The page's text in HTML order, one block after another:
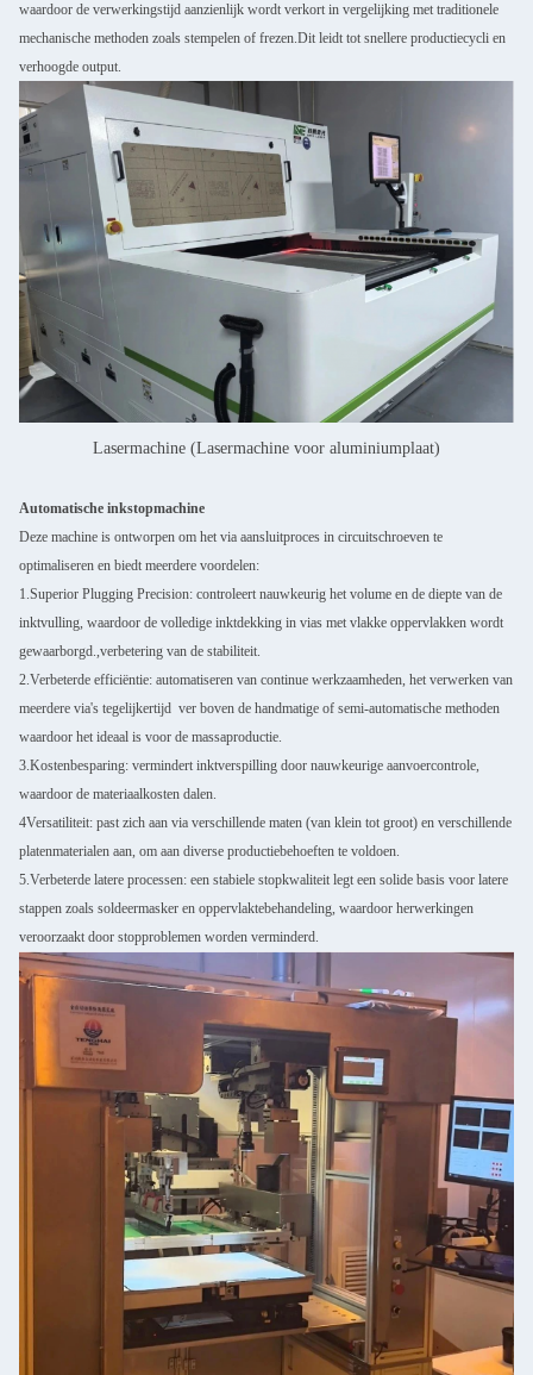
waardoor de verwerkingstijd aanzienlijk wordt verkort in vergelijking met traditionele
mechanische methoden zoals stempelen of frezen.Dit leidt tot snellere productiecycli en
verhoogde output.
Lasermachine (Lasermachine voor aluminiumplaat)
Automatische inkstopmachine
Deze machine is ontworpen om het via aansluitproces in circuitschroeven te
optimaliseren en biedt meerdere voordelen:
1.Superior Plugging Precision: controleert nauwkeurig het volume en de diepte van de
inktvulling, waardoor de volledige inktdekking in vias met vlakke oppervlakken wordt
gewaarborgd.,verbetering van de stabiliteit.
2.Verbeterde efficiëntie: automatiseren van continue werkzaamheden, het verwerken van
meerdere via's tegelijkertijd  ver boven de handmatige of semi-automatische methoden 
waardoor het ideaal is voor de massaproductie.
3.Kostenbesparing: vermindert inktverspilling door nauwkeurige aanvoercontrole,
waardoor de materiaalkosten dalen.
4Versatiliteit: past zich aan via verschillende maten (van klein tot groot) en verschillende
platenmaterialen aan, om aan diverse productiebehoeften te voldoen.
5.Verbeterde latere processen: een stabiele stopkwaliteit legt een solide basis voor latere
stappen zoals soldeermasker en oppervlaktebehandeling, waardoor herwerkingen
veroorzaakt door stopproblemen worden verminderd.